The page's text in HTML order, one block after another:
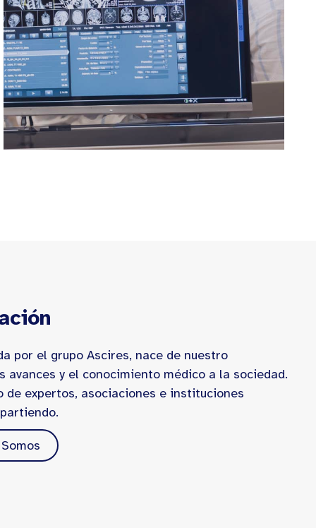
por el grupo Ascires, nace de nuestro
avances y el conocimiento médico a la sociedad.
de expertos, asociaciones e instituciones